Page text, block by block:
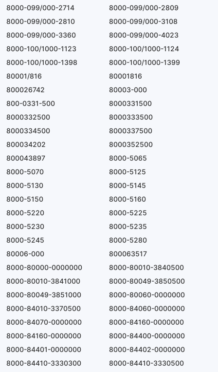
8000-099/000-2714
8000-099/000-2809
8000-099/000-2810
8000-099/000-3108
8000-099/000-3360
8000-099/000-4023
8000-100/1000-1123
8000-100/1000-1124
8000-100/1000-1398
8000-100/1000-1399
80001/816
80001816
800026742
80003-000
800-0331-500
8000331500
8000332500
8000333500
8000334500
8000337500
800034202
8000352500
800043897
8000-5065
8000-5070
8000-5125
8000-5130
8000-5145
8000-5150
8000-5160
8000-5220
8000-5225
8000-5230
8000-5235
8000-5245
8000-5280
80006-000
800063517
8000-80000-0000000
8000-80010-3840500
8000-80010-3841000
8000-80049-3850500
8000-80049-3851000
8000-80060-0000000
8000-84010-3370500
8000-84060-0000000
8000-84070-0000000
8000-84160-0000000
8000-84160-0000000
8000-84400-0000000
8000-84401-0000000
8000-84402-0000000
8000-84410-3330300
8000-84410-3330500